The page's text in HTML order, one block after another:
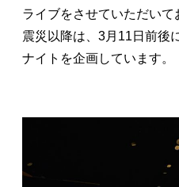
ライブをさせていただいて
震災以降は、3月11日前後
ナイトを企画しています。